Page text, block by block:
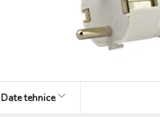
Date tehnice